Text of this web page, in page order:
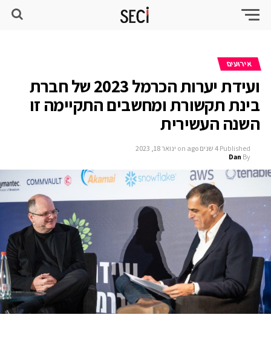
אירועים
ועידת יערות הכרמל 2023 של חברת
בינת תקשורת ומחשבים התקיימה זו
השנה העשירית
Published 4 שנים ago on ינואר 18, 2023
By
Dan